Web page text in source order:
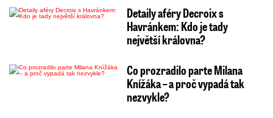
Detaily aféry Decroix s
Havránkem: Kdo je tady
největší královna?
Co prozradilo parte Milana
Knížáka – a proč vypadá tak
nezvykle?